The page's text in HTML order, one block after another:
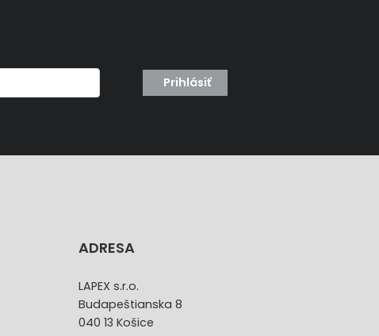
Prihlásiť
ADRESA
LAPEX s.r.o.
Budapeštianska 8
040 13 Košice